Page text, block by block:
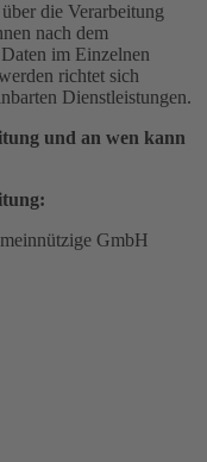
die Verarbeitung
nach dem
im Einzelnen
richtet sich
Dienstleistungen.
und an wen kann
GmbH